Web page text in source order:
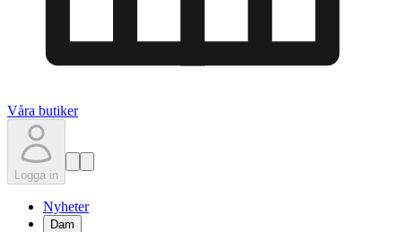
Våra butiker
Logga in
Nyheter
Dam